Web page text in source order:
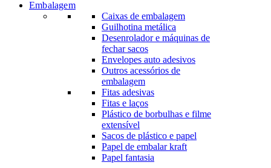
Embalagem
Caixas de embalagem
Guilhotina metálica
Desenrolador e máquinas de
fechar sacos
Envelopes auto adesivos
Outros acessórios de
embalagem
Fitas adesivas
Fitas e laços
Plástico de borbulhas e filme
extensível
Sacos de plástico e papel
Papel de embalar kraft
Papel fantasia